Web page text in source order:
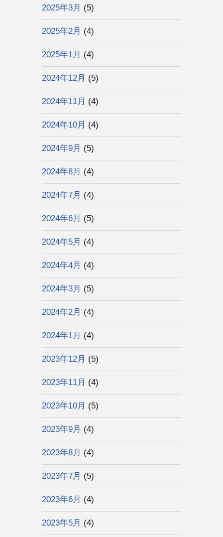
2025年3月 (5)
2025年2月 (4)
2025年1月 (4)
2024年12月 (5)
2024年11月 (4)
2024年10月 (4)
2024年9月 (5)
2024年8月 (4)
2024年7月 (4)
2024年6月 (5)
2024年5月 (4)
2024年4月 (4)
2024年3月 (5)
2024年2月 (4)
2024年1月 (4)
2023年12月 (5)
2023年11月 (4)
2023年10月 (5)
2023年9月 (4)
2023年8月 (4)
2023年7月 (5)
2023年6月 (4)
2023年5月 (4)